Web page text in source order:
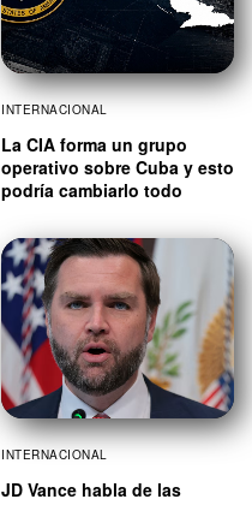
INTERNACIONAL
La CIA forma un grupo
operativo sobre Cuba y esto
podría cambiarlo todo
INTERNACIONAL
JD Vance habla de las